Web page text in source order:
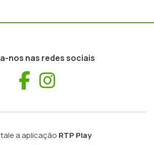
nos nas redes sociais
Facebook
a aplicação RTP Play